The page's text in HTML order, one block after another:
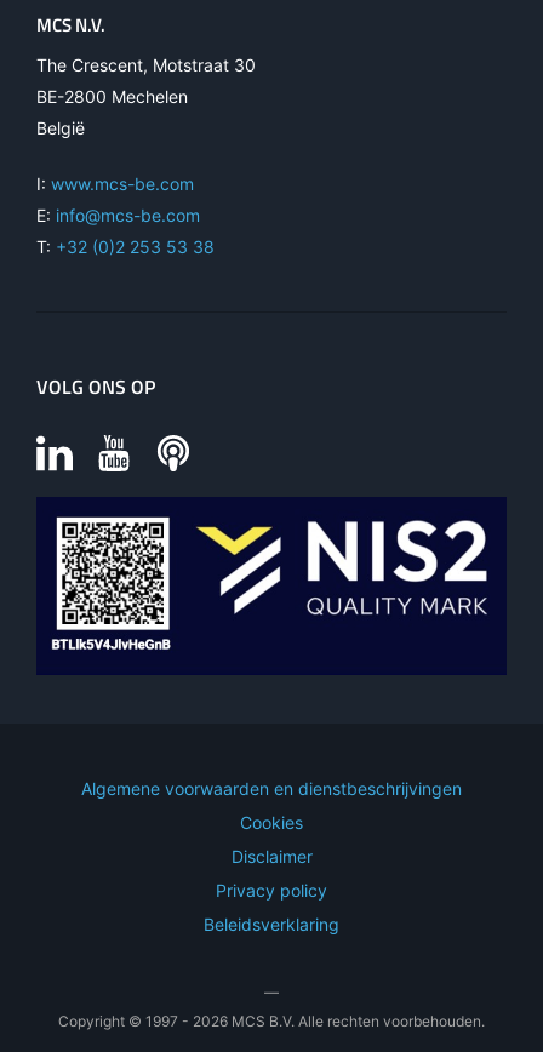
MCS N.V.
The Crescent, Motstraat 30
BE-2800 Mechelen
België
I: www.mcs-be.com
E: info@mcs-be.com
T: +32 (0)2 253 53 38
VOLG ONS OP
Algemene voorwaarden en dienstbeschrijvingen
Cookies
Disclaimer
Privacy policy
Beleidsverklaring
—
Copyright © 1997 - 2026 MCS B.V. Alle rechten voorbehouden.